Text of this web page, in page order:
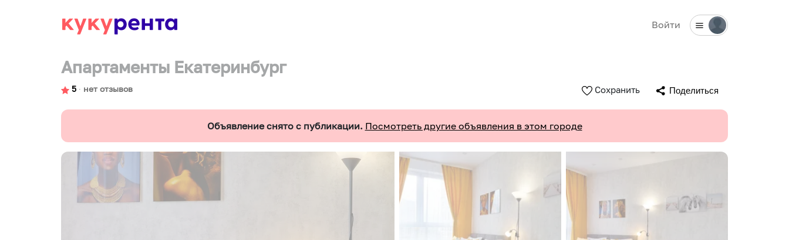
Войти
Апартаменты Екатеринбург
5 ∙ нет отзывов Сохранить Поделиться
Объявление снято с публикации. Посмотреть другие объявления в этом городе